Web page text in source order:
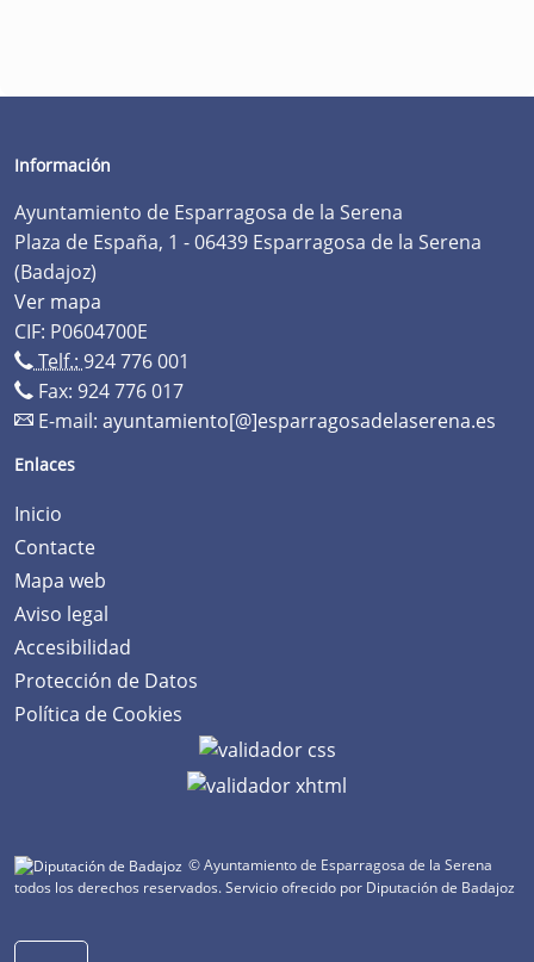
Información
Ayuntamiento de Esparragosa de la Serena
Plaza de España, 1 - 06439 Esparragosa de la Serena
(Badajoz)
Ver mapa
CIF: P0604700E
Telf.: 924 776 001
Fax: 924 776 017
E-mail: ayuntamiento[@]esparragosadelaserena.es
Enlaces
Inicio
Contacte
Mapa web
Aviso legal
Accesibilidad
Protección de Datos
Política de Cookies
© Ayuntamiento de Esparragosa de la Serena
todos los derechos reservados.Servicio ofrecido por Diputación de Badajoz